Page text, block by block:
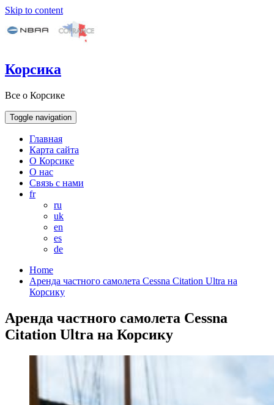
Skip to content
Корсика
Все о Корсике
Toggle navigation
Главная
Карта сайта
О Корсике
О нас
Связь с нами
fr
ru
uk
en
es
de
Home
Аренда частного самолета Cessna Citation Ultra на
Корсику
Аренда частного самолета Cessna
Citation Ultra на Корсику